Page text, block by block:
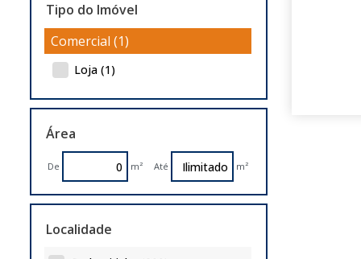
Tipo do Imóvel
Comercial (1)
Loja (1)
Área
De m² Até m²
Localidade